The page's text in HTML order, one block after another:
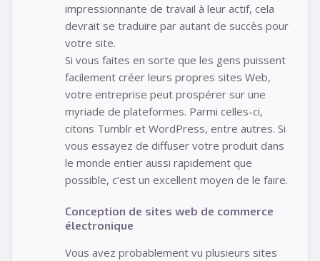
impressionnante de travail à leur actif, cela
devrait se traduire par autant de succès pour
votre site.
Si vous faites en sorte que les gens puissent
facilement créer leurs propres sites Web,
votre entreprise peut prospérer sur une
myriade de plateformes. Parmi celles-ci,
citons Tumblr et WordPress, entre autres. Si
vous essayez de diffuser votre produit dans
le monde entier aussi rapidement que
possible, c’est un excellent moyen de le faire.
Conception de sites web de commerce
électronique
Vous avez probablement vu plusieurs sites